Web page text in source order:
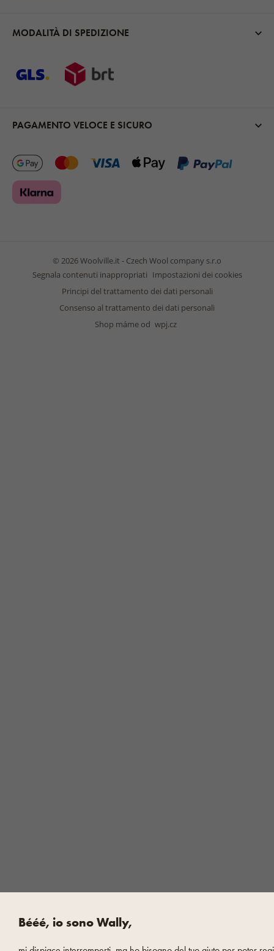
MODALITÀ DI SPEDIZIONE
PAGAMENTO VELOCE E SICURO
© 2026 Woolville.it - Czech Wool company s.r.o
Segnala contenuti inappropriati Impostazioni dei cookies
Principi del trattamento dei dati personali
Consenso al trattamento dei dati personali
Shop máme od wpj.cz
Bééé, io sono Wally,